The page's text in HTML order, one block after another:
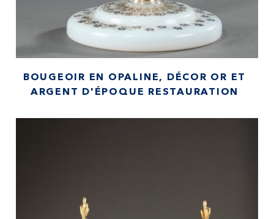
BOUGEOIR EN OPALINE, DÉCOR OR ET
ARGENT D'ÉPOQUE RESTAURATION